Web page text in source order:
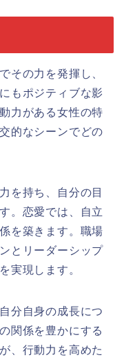
その力を発揮し、
もポジティブな影
力がある女性の特
的なシーンでどの
を持ち、自分の目
。恋愛では、自立
を築きます。職場
とリーダーシップ
実現します。
分自身の成長につ
関係を豊かにする
、行動力を高めた